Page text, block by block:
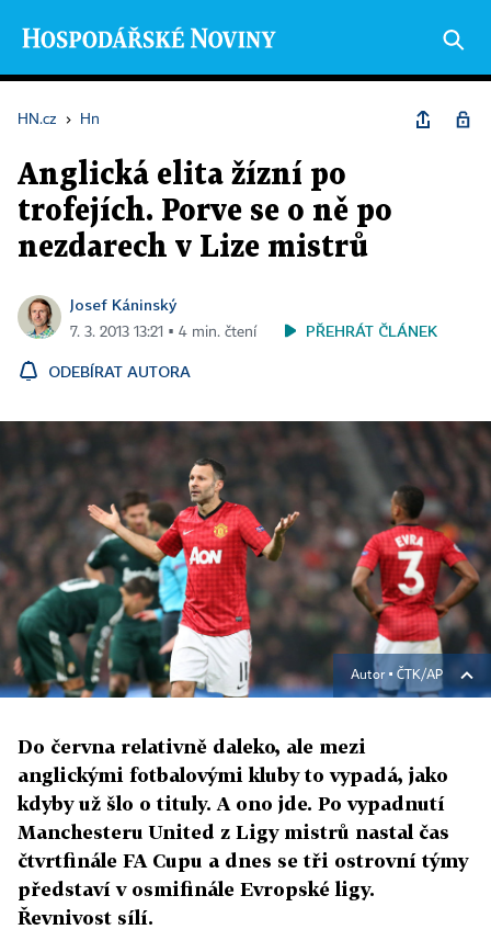
HN.cz › Hn
Anglická elita žízní po
trofejích. Porve se o ně po
nezdarech v Lize mistrů
Josef Káninský
7. 3. 2013 13:21 ▪ 4 min. čtení PŘEHRÁT ČLÁNEK
ODEBÍRAT AUTORA
Autor ▪ ČTK/AP
Do června relativně daleko, ale mezi
anglickými fotbalovými kluby to vypadá, jako
kdyby už šlo o tituly. A ono jde. Po vypadnutí
Manchesteru United z Ligy mistrů nastal čas
čtvrtfinále FA Cupu a dnes se tři ostrovní týmy
představí v osmifinále Evropské ligy.
Řevnivost sílí.